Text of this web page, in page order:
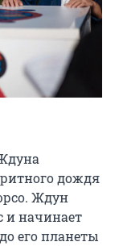
дождя
Ждун
и начинает
его планеты